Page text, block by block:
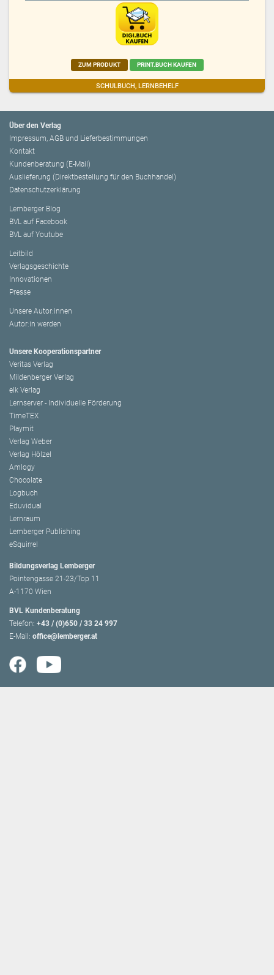
ZUM PRODUKT PRINT.BUCH KAUFEN
SCHULBUCH, LERNBEHELF
Über den Verlag
Impressum, AGB und Lieferbestimmungen
Kontakt
Kundenberatung (E-Mail)
Auslieferung (Direktbestellung für den Buchhandel)
Datenschutzerklärung
Lemberger Blog
BVL auf Facebook
BVL auf Youtube
Leitbild
Verlagsgeschichte
Innovationen
Presse
Unsere Autor:innen
Autor:in werden
Unsere Kooperationspartner
Veritas Verlag
Mildenberger Verlag
elk Verlag
Lernserver - Individuelle Förderung
TimeTEX
Playmit
Verlag Weber
Verlag Hölzel
Amlogy
Chocolate
Logbuch
Eduvidual
Lernraum
Lemberger Publishing
eSquirrel
Bildungsverlag Lemberger
Pointengasse 21-23/Top 11
A-1170 Wien
BVL Kundenberatung
Telefon: +43 / (0)650 / 33 24 997
E-Mail: office@lemberger.at